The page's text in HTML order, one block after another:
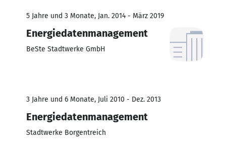
5 Jahre und 3 Monate, Jan. 2014 - März 2019
Energiedatenmanagement
BeSte Stadtwerke GmbH
3 Jahre und 6 Monate, Juli 2010 - Dez. 2013
Energiedatenmanagement
Stadtwerke Borgentreich